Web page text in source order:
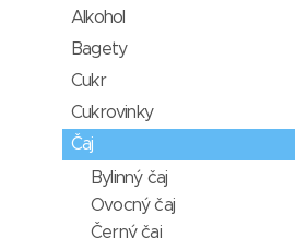
Alkohol
Bagety
Cukr
Cukrovinky
Čaj
Bylinný čaj
Ovocný čaj
Černý čaj